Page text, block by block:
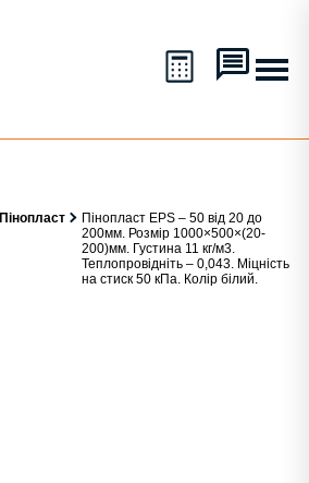
Пінопласт
Пінопласт EPS – 50 від 20 до
200мм. Розмір 1000×500×(20-
200)мм. Густина 11 кг/м3.
Теплопровідніть – 0,043. Міцність
на стиск 50 кПа. Колір білий.